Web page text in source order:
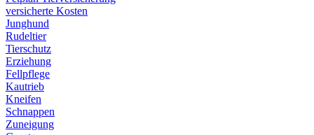
versicherte Kosten
Junghund
Rudeltier
Tierschutz
Erziehung
Fellpflege
Kautrieb
Kneifen
Schnappen
Zuneigung